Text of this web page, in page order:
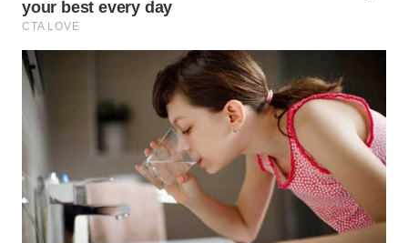
WN
SUKABUMI
PURWAKARTA
PRIANGAN
TIMUR